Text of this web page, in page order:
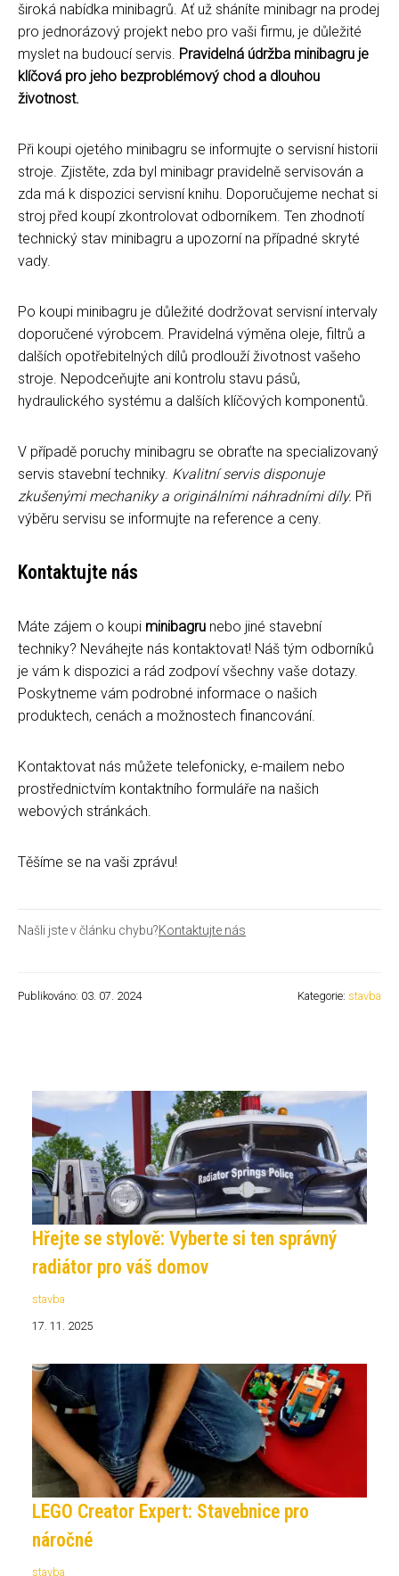
široká nabídka minibagrů. Ať už sháníte minibagr na prodej
pro jednorázový projekt nebo pro vaši firmu, je důležité
myslet na budoucí servis. Pravidelná údržba minibagru je
klíčová pro jeho bezproblémový chod a dlouhou
životnost.
Při koupi ojetého minibagru se informujte o servisní historii
stroje. Zjistěte, zda byl minibagr pravidelně servisován a
zda má k dispozici servisní knihu. Doporučujeme nechat si
stroj před koupí zkontrolovat odborníkem. Ten zhodnotí
technický stav minibagru a upozorní na případné skryté
vady.
Po koupi minibagru je důležité dodržovat servisní intervaly
doporučené výrobcem. Pravidelná výměna oleje, filtrů a
dalších opotřebitelných dílů prodlouží životnost vašeho
stroje. Nepodceňujte ani kontrolu stavu pásů,
hydraulického systému a dalších klíčových komponentů.
V případě poruchy minibagru se obraťte na specializovaný
servis stavební techniky. Kvalitní servis disponuje
zkušenými mechaniky a originálními náhradními díly. Při
výběru servisu se informujte na reference a ceny.
Kontaktujte nás
Máte zájem o koupi minibagru nebo jiné stavební
techniky? Neváhejte nás kontaktovat! Náš tým odborníků
je vám k dispozici a rád zodpoví všechny vaše dotazy.
Poskytneme vám podrobné informace o našich
produktech, cenách a možnostech financování.
Kontaktovat nás můžete telefonicky, e-mailem nebo
prostřednictvím kontaktního formuláře na našich
webových stránkách.
Těšíme se na vaši zprávu!
Našli jste v článku chybu?Kontaktujte nás
Publikováno: 03. 07. 2024 Kategorie: stavba
Hřejte se stylově: Vyberte si ten správný
radiátor pro váš domov
stavba
17. 11. 2025
LEGO Creator Expert: Stavebnice pro
náročné
stavba